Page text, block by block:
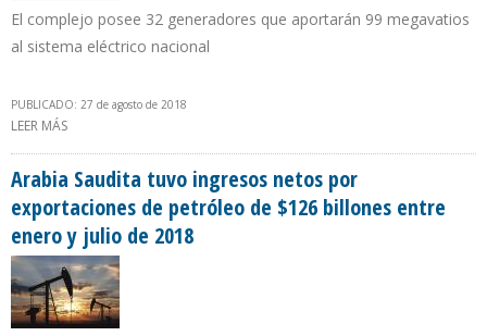
El complejo posee 32 generadores que aportarán 99 megavatios
al sistema eléctrico nacional
PUBLICADO: 27 de agosto de 2018
LEER MÁS
Arabia Saudita tuvo ingresos netos por
exportaciones de petróleo de $126 billones entre
enero y julio de 2018